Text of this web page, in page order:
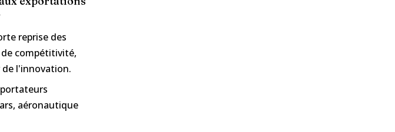
reprise des
compétitivité,
l'innovation.
aéronautique